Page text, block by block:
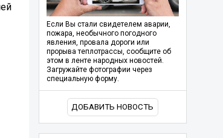
Если Вы стали свидетелем аварии,
пожара, необычного погодного
явления, провала дороги или
прорыва теплотрассы, сообщите об
этом в ленте народных новостей.
Загружайте фотографии через
специальную форму.
ДОБАВИТЬ НОВОСТЬ